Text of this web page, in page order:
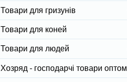
Товари для гризунів
Товари для коней
Товари для людей
Хозряд - господарчі товари оптом